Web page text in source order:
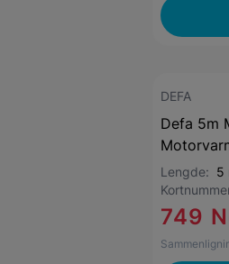
DEFA
Defa 5m
Lengde: 5
749